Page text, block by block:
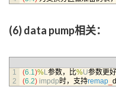
(6) data pump相关：
1
2
(6.1)%L参数，比%U参数更
(6.2) impdp时，支持remap